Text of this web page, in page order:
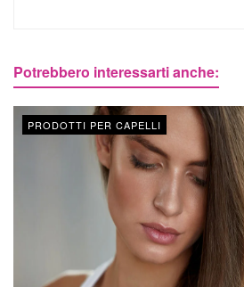
Potrebbero interessarti anche:
PRODOTTI PER CAPELLI